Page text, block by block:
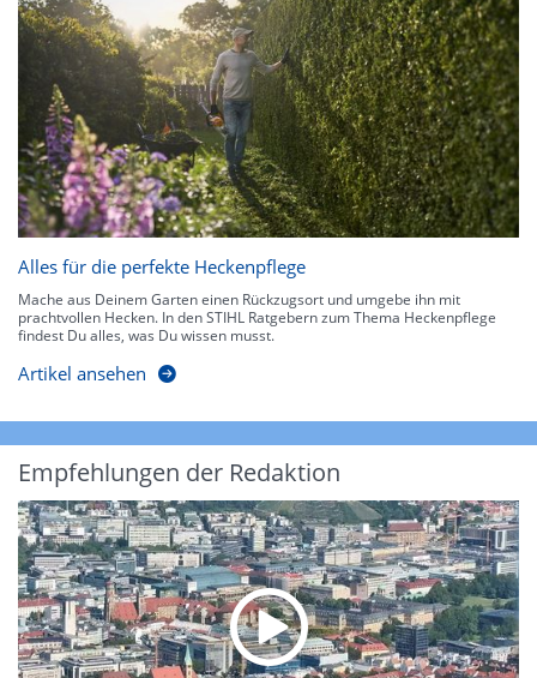
Alles für die perfekte Heckenpflege
Mache aus Deinem Garten einen Rückzugsort und umgebe ihn mit
prachtvollen Hecken. In den STIHL Ratgebern zum Thema Heckenpflege
findest Du alles, was Du wissen musst.
Artikel ansehen
Empfehlungen der Redaktion